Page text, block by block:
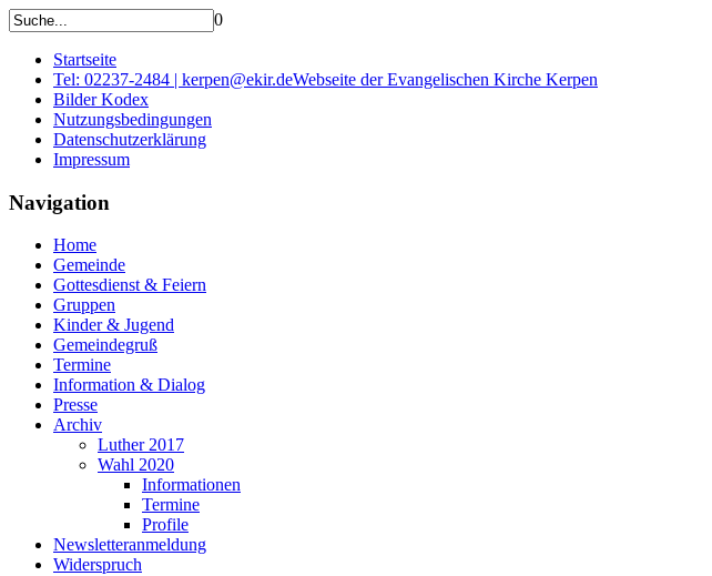
0
Startseite
Tel: 02237-2484 | kerpen@ekir.deWebseite der Evangelischen Kirche Kerpen
Bilder Kodex
Nutzungsbedingungen
Datenschutzerklärung
Impressum
Navigation
Home
Gemeinde
Gottesdienst & Feiern
Gruppen
Kinder & Jugend
Gemeindegruß
Termine
Information & Dialog
Presse
Archiv
Luther 2017
Wahl 2020
Informationen
Termine
Profile
Newsletteranmeldung
Widerspruch